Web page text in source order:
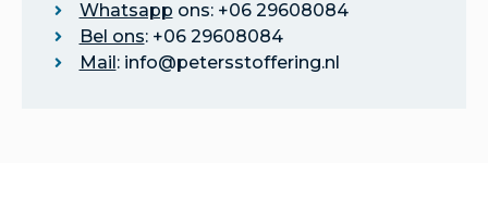
Whatsapp ons: +06 29608084
Bel ons: +06 29608084
Mail : info@petersstoffering.nl